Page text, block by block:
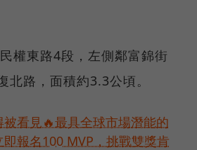
權東路4段，左側鄰富錦街
北路，面積約3.3公頃。
看見🔥最具全球市場潛能的
報名100 MVP，挑戰雙獎肯